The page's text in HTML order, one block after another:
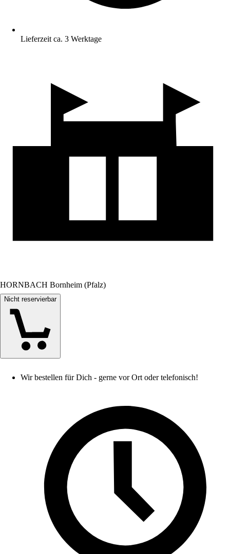
Lieferzeit ca. 3 Werktage
HORNBACH Bornheim (Pfalz)
Nicht reservierbar
Wir bestellen für Dich - gerne vor Ort oder telefonisch!